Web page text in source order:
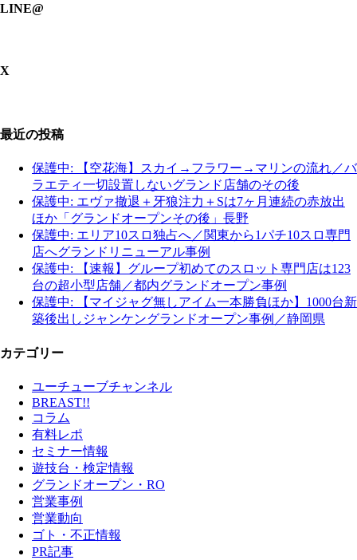
LINE@
X
最近の投稿
保護中: 【空花海】スカイ→フラワー→マリンの流れ／バ
ラエティ一切設置しないグランド店舗のその後
保護中: エヴァ撤退＋牙狼注力＋Sは7ヶ月連続の赤放出
ほか「グランドオープンその後」長野
保護中: エリア10スロ独占へ／関東から1パチ10スロ専門
店へグランドリニューアル事例
保護中: 【速報】グループ初めてのスロット専門店は123
台の超小型店舗／都内グランドオープン事例
保護中: 【マイジャグ無しアイム一本勝負ほか】1000台新
築後出しジャンケングランドオープン事例／静岡県
カテゴリー
ユーチューブチャンネル
BREAST!!
コラム
有料レポ
セミナー情報
遊技台・検定情報
グランドオープン・RO
営業事例
営業動向
ゴト・不正情報
PR記事